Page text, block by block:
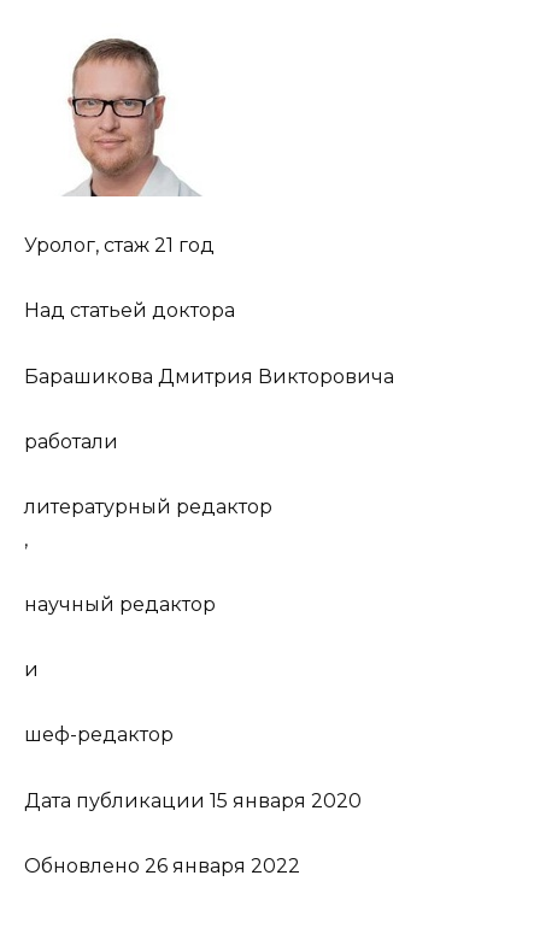
Уролог, стаж 21 год
Над статьей доктора
Барашикова Дмитрия Викторовича
работали
литературный редактор
,
научный редактор
и
шеф-редактор
Дата публикации 15 января 2020
Обновлено 26 января 2022